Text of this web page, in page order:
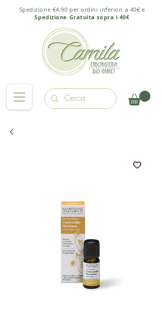
Spedizione €4,90 per ordini inferiori a 40€ e
Spedizione Gratuita sopra i 40€